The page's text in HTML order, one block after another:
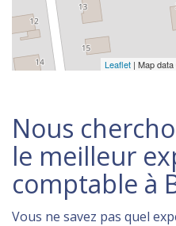
Leaflet | Map
Nous
le meilleur
comptable à
Vous ne savez pas quel